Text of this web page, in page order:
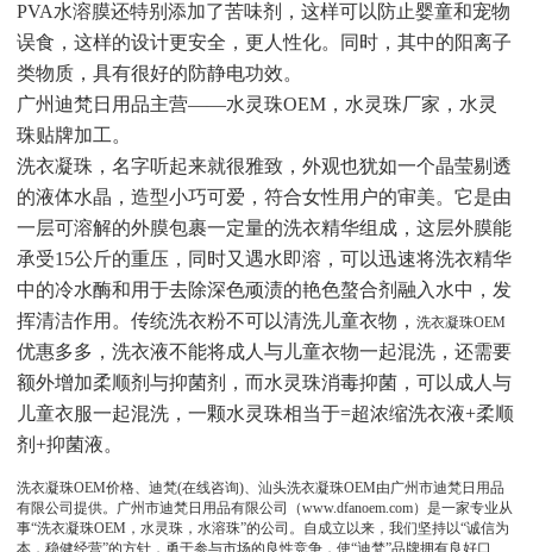
PVA水溶膜还特别添加了苦味剂，这样可以防止婴童和宠物
误食，这样的设计更安全，更人性化。同时，其中的阳离子
类物质，具有很好的防静电功效。
广州迪梵日用品主营——水灵珠OEM，水灵珠厂家，水灵
珠贴牌加工。
洗衣凝珠，名字听起来就很雅致，外观也犹如一个晶莹剔透
的液体水晶，造型小巧可爱，符合女性用户的审美。它是由
一层可溶解的外膜包裹一定量的洗衣精华组成，这层外膜能
承受15公斤的重压，同时又遇水即溶，可以迅速将洗衣精华
中的冷水酶和用于去除深色顽渍的艳色螯合剂融入水中，发
挥清洁作用。传统洗衣粉不可以清洗儿童衣物，洗衣凝珠OEM
优惠多多，洗衣液不能将成人与儿童衣物一起混洗，还需要
额外增加柔顺剂与抑菌剂，而水灵珠消毒抑菌，可以成人与
儿童衣服一起混洗，一颗水灵珠相当于=超浓缩洗衣液+柔顺
剂+抑菌液。
洗衣凝珠OEM价格、迪梵(在线咨询)、汕头洗衣凝珠OEM由广州市迪梵日用品
有限公司提供。广州市迪梵日用品有限公司（www.dfanoem.com）是一家专业从
事“洗衣凝珠OEM ，水灵珠，水溶珠”的公司。自成立以来，我们坚持以“诚信为
本，稳健经营”的方针，勇于参与市场的良性竞争，使“迪梵”品牌拥有良好口